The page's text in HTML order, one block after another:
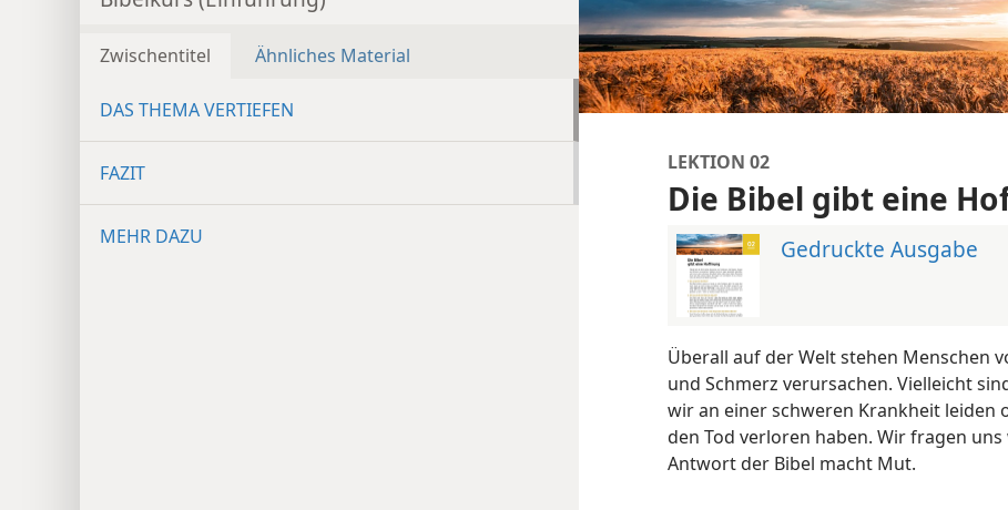
Zwischentitel Ähnliches Material
DAS THEMA VERTIEFEN
FAZIT
MEHR DAZU
LEKTION 02
Die Bibel gibt eine
Gedruckte Ausgabe
Überall auf der Welt stehen Menschen
und Schmerz verursachen. Vielleicht
wir an einer schweren Krankheit leiden
den Tod verloren haben. Wir fragen
Antwort der Bibel macht Mut.